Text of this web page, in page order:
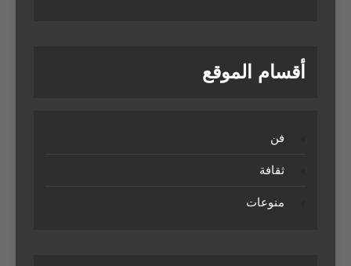
أقسام الموقع
فن
ثقافة
منوعات